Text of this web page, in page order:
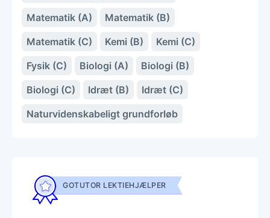
Matematik (A)
Matematik (B)
Matematik (C)
Kemi (B)
Kemi (C)
Fysik (C)
Biologi (A)
Biologi (B)
Biologi (C)
Idræt (B)
Idræt (C)
Naturvidenskabeligt grundforløb
GOTUTOR LEKTIEHJÆLPER